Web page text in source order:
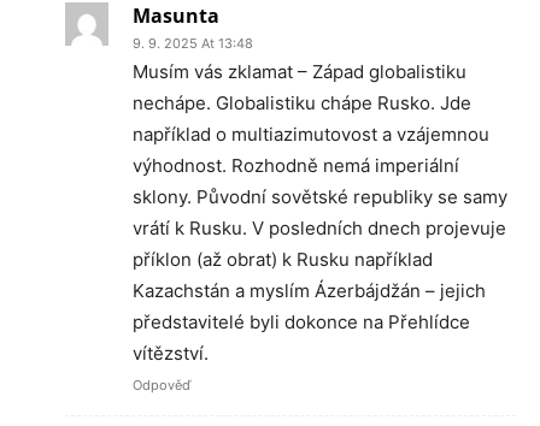
Masunta
9. 9. 2025 At 13:48
Musím vás zklamat – Západ globalistiku
nechápe. Globalistiku chápe Rusko. Jde
například o multiazimutovost a vzájemnou
výhodnost. Rozhodně nemá imperiální
sklony. Původní sovětské republiky se samy
vrátí k Rusku. V posledních dnech projevuje
příklon (až obrat) k Rusku například
Kazachstán a myslím Ázerbájdžán – jejich
představitelé byli dokonce na Přehlídce
vítězství.
Odpověď